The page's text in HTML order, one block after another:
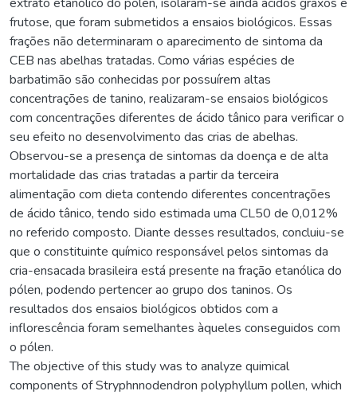
frutose, que foram submetidos a ensaios biológicos. Essas
frações não determinaram o aparecimento de sintoma da
CEB nas abelhas tratadas. Como várias espécies de
barbatimão são conhecidas por possuírem altas
concentrações de tanino, realizaram-se ensaios biológicos
com concentrações diferentes de ácido tânico para verificar o
seu efeito no desenvolvimento das crias de abelhas.
Observou-se a presença de sintomas da doença e de alta
mortalidade das crias tratadas a partir da terceira
alimentação com dieta contendo diferentes concentrações
de ácido tânico, tendo sido estimada uma CL50 de 0,012%
no referido composto. Diante desses resultados, concluiu-se
que o constituinte químico responsável pelos sintomas da
cria-ensacada brasileira está presente na fração etanólica do
pólen, podendo pertencer ao grupo dos taninos. Os
resultados dos ensaios biológicos obtidos com a
inflorescência foram semelhantes àqueles conseguidos com
o pólen.
The objective of this study was to analyze quimical
components of Stryphnnodendron polyphyllum pollen, which